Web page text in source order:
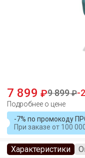
7 899 9 899
Подробнее о цене
-7% по промокоду
При заказе от 100
Характеристики